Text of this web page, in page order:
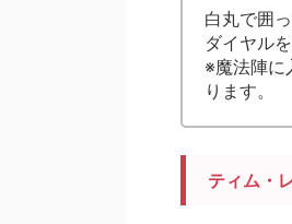
白丸で囲
ダイヤル
※魔法陣に
ります。
ティム・